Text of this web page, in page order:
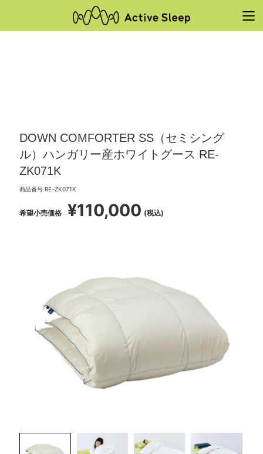
DOWN COMFORTER SS（セミシング
ル）ハンガリー産ホワイトグース RE-
ZK071K
商品番号 RE-ZK071K
希望小売価格 ¥110,000 税込